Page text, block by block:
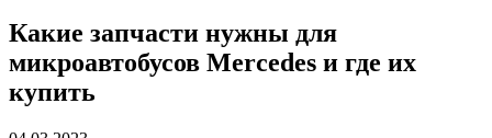
Какие запчасти нужны для
микроавтобусов Mercedes и где их
купить